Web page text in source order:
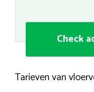
Check
Tarieven van